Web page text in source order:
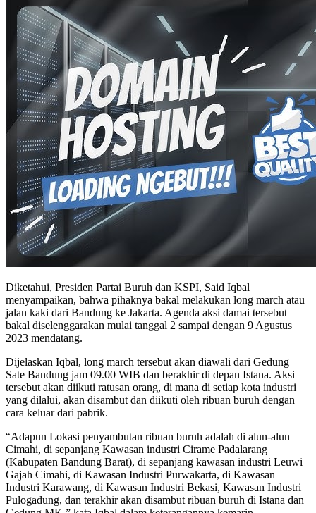
Diketahui, Presiden Partai Buruh dan KSPI, Said Iqbal
menyampaikan, bahwa pihaknya bakal melakukan long march atau
jalan kaki dari Bandung ke Jakarta. Agenda aksi damai tersebut
bakal diselenggarakan mulai tanggal 2 sampai dengan 9 Agustus
2023 mendatang.
Dijelaskan Iqbal, long march tersebut akan diawali dari Gedung
Sate Bandung jam 09.00 WIB dan berakhir di depan Istana. Aksi
tersebut akan diikuti ratusan orang, di mana di setiap kota industri
yang dilalui, akan disambut dan diikuti oleh ribuan buruh dengan
cara keluar dari pabrik.
“Adapun Lokasi penyambutan ribuan buruh adalah di alun-alun
Cimahi, di sepanjang Kawasan industri Cirame Padalarang
(Kabupaten Bandung Barat), di sepanjang kawasan industri Leuwi
Gajah Cimahi, di Kawasan Industri Purwakarta, di Kawasan
Industri Karawang, di Kawasan Industri Bekasi, Kawasan Industri
Pulogadung, dan terakhir akan disambut ribuan buruh di Istana dan